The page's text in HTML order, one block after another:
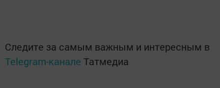
Следите за самым важным и интересным в
Telegram-канале Татмедиа